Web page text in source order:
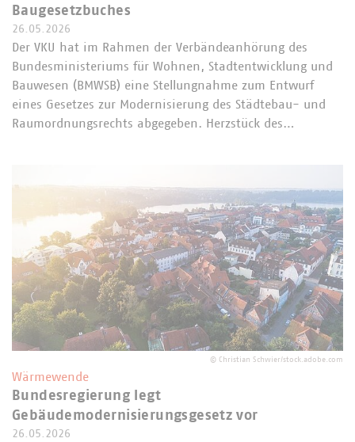
Baugesetzbuches
26.05.2026
Der VKU hat im Rahmen der Verbändeanhörung des
Bundesministeriums für Wohnen, Stadtentwicklung und
Bauwesen (BMWSB) eine Stellungnahme zum Entwurf
eines Gesetzes zur Modernisierung des Städtebau- und
Raumordnungsrechts abgegeben. Herzstück des…
© Christian Schwier/stock.adobe.com
Wärmewende
Bundesregierung legt
Gebäudemodernisierungsgesetz vor
26.05.2026